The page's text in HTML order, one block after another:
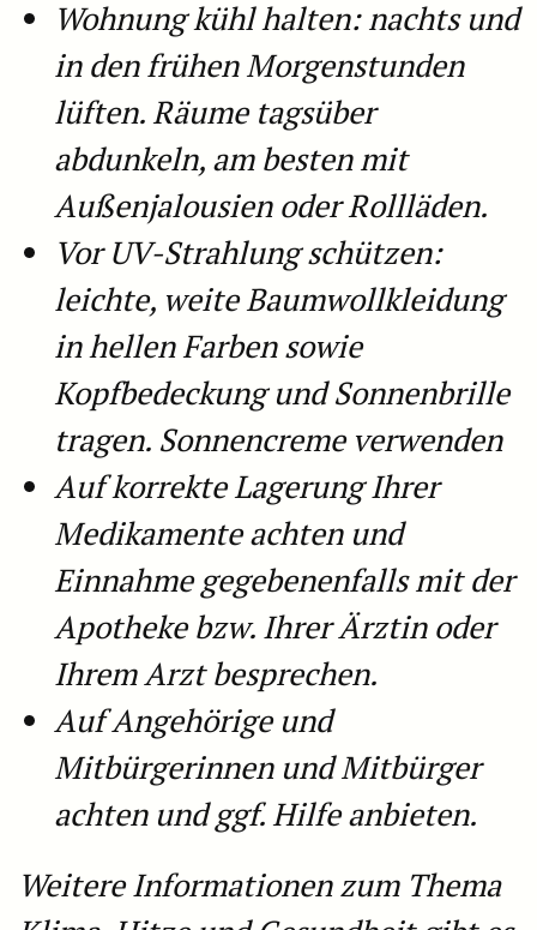
Wohnung kühl halten: nachts und
in den frühen Morgenstunden
lüften. Räume tagsüber
abdunkeln, am besten mit
Außenjalousien oder Rollläden.
Vor UV-Strahlung schützen:
leichte, weite Baumwollkleidung
in hellen Farben sowie
Kopfbedeckung und Sonnenbrille
tragen. Sonnencreme verwenden
Auf korrekte Lagerung Ihrer
Medikamente achten und
Einnahme gegebenenfalls mit der
Apotheke bzw. Ihrer Ärztin oder
Ihrem Arzt besprechen.
Auf Angehörige und
Mitbürgerinnen und Mitbürger
achten und ggf. Hilfe anbieten.
Weitere Informationen zum Thema